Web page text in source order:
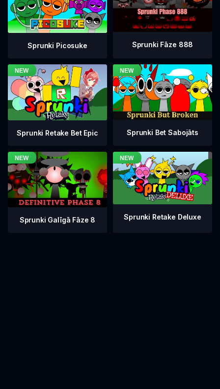
Sprunki Picosuke Sprunki Fāze 888
Sprunki Retake Bet Epic Sprunki Bet Sabojāts
Sprunki Galīgā Fāze 8 Sprunki Retake Deluxe